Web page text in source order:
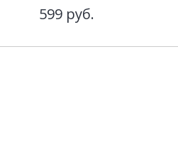
599 руб.